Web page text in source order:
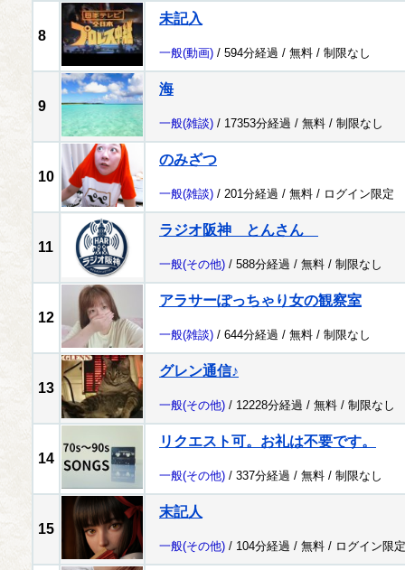
8
未記入
一般(動画) / 594分経過 / 無料 / 制限なし
9
海
一般(雑談) / 17353分経過 / 無料 / 制限なし
10
のみざつ
一般(雑談) / 201分経過 / 無料 / ログイン限定
11
ラジオ阪神 とんさん
一般(その他) / 588分経過 / 無料 / 制限なし
12
アラサーぽっちゃり女の観察室
一般(雑談) / 644分経過 / 無料 / 制限なし
13
グレン通信♪
一般(その他) / 12228分経過 / 無料 / 制限なし
14
リクエスト可。お礼は不要です。
一般(その他) / 337分経過 / 無料 / 制限なし
15
末記人
一般(その他) / 104分経過 / 無料 / ログイン限定